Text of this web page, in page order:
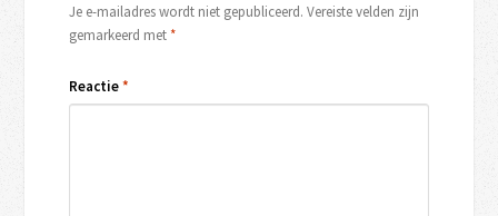
Je e-mailadres wordt niet gepubliceerd. Vereiste velden zijn
gemarkeerd met*
Reactie*